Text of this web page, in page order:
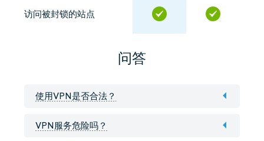
访问被封锁的站点
问答
使用VPN是否合法？
VPN服务危险吗？